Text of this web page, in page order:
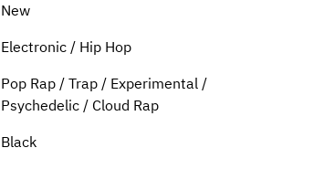
New
Electronic / Hip Hop
Pop Rap / Trap / Experimental /
Psychedelic / Cloud Rap
Black